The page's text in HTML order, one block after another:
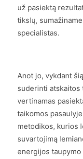
už pasiektą
tikslų,
specialistas.
Anot jo, vykdant
suderinti atskaitos
vertinamas
taikomos
metodikos, kurios
suvartojimą
energijos